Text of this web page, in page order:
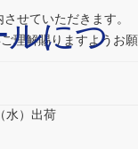
ルにつ
せていただきます。
理解賜りますようお願
水）出荷